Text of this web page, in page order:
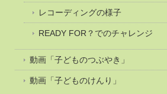
レコーディングの様子
READY FOR？でのチャレンジ
動画「子どものつぶやき」
動画「子どものけんり」